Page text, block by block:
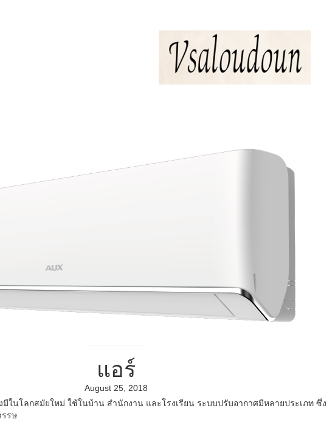
แอร์
August 25, 2018
มีในโลกสมัยใหม่ ใช้ในบ้าน สำนักงาน และโรงเรียน ระบบปรับอากาศมีหลายประเภท ซึ่ง
รษ